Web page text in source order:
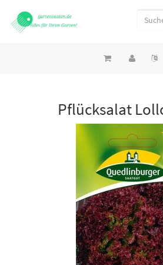
Pflücksalat